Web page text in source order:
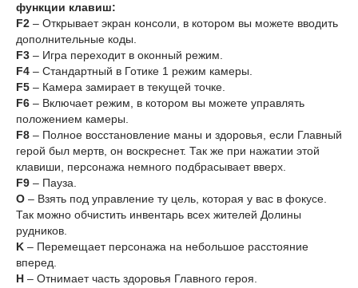
функции клавиш:
F2 – Открывает экран консоли, в котором вы можете вводить
дополнительные коды.
F3 – Игра переходит в оконный режим.
F4 – Стандартный в Готике 1 режим камеры.
F5 – Камера замирает в текущей точке.
F6 – Включает режим, в котором вы можете управлять
положением камеры.
F8 – Полное восстановление маны и здоровья, если Главный
герой был мертв, он воскреснет. Так же при нажатии этой
клавиши, персонажа немного подбрасывает вверх.
F9 – Пауза.
O – Взять под управление ту цель, которая у вас в фокусе.
Так можно обчистить инвентарь всех жителей Долины
рудников.
K – Перемещает персонажа на небольшое расстояние
вперед.
H – Отнимает часть здоровья Главного героя.